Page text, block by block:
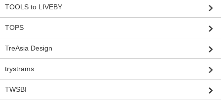
TOOLS to LIVEBY
TOPS
TreAsia Design
trystrams
TWSBI